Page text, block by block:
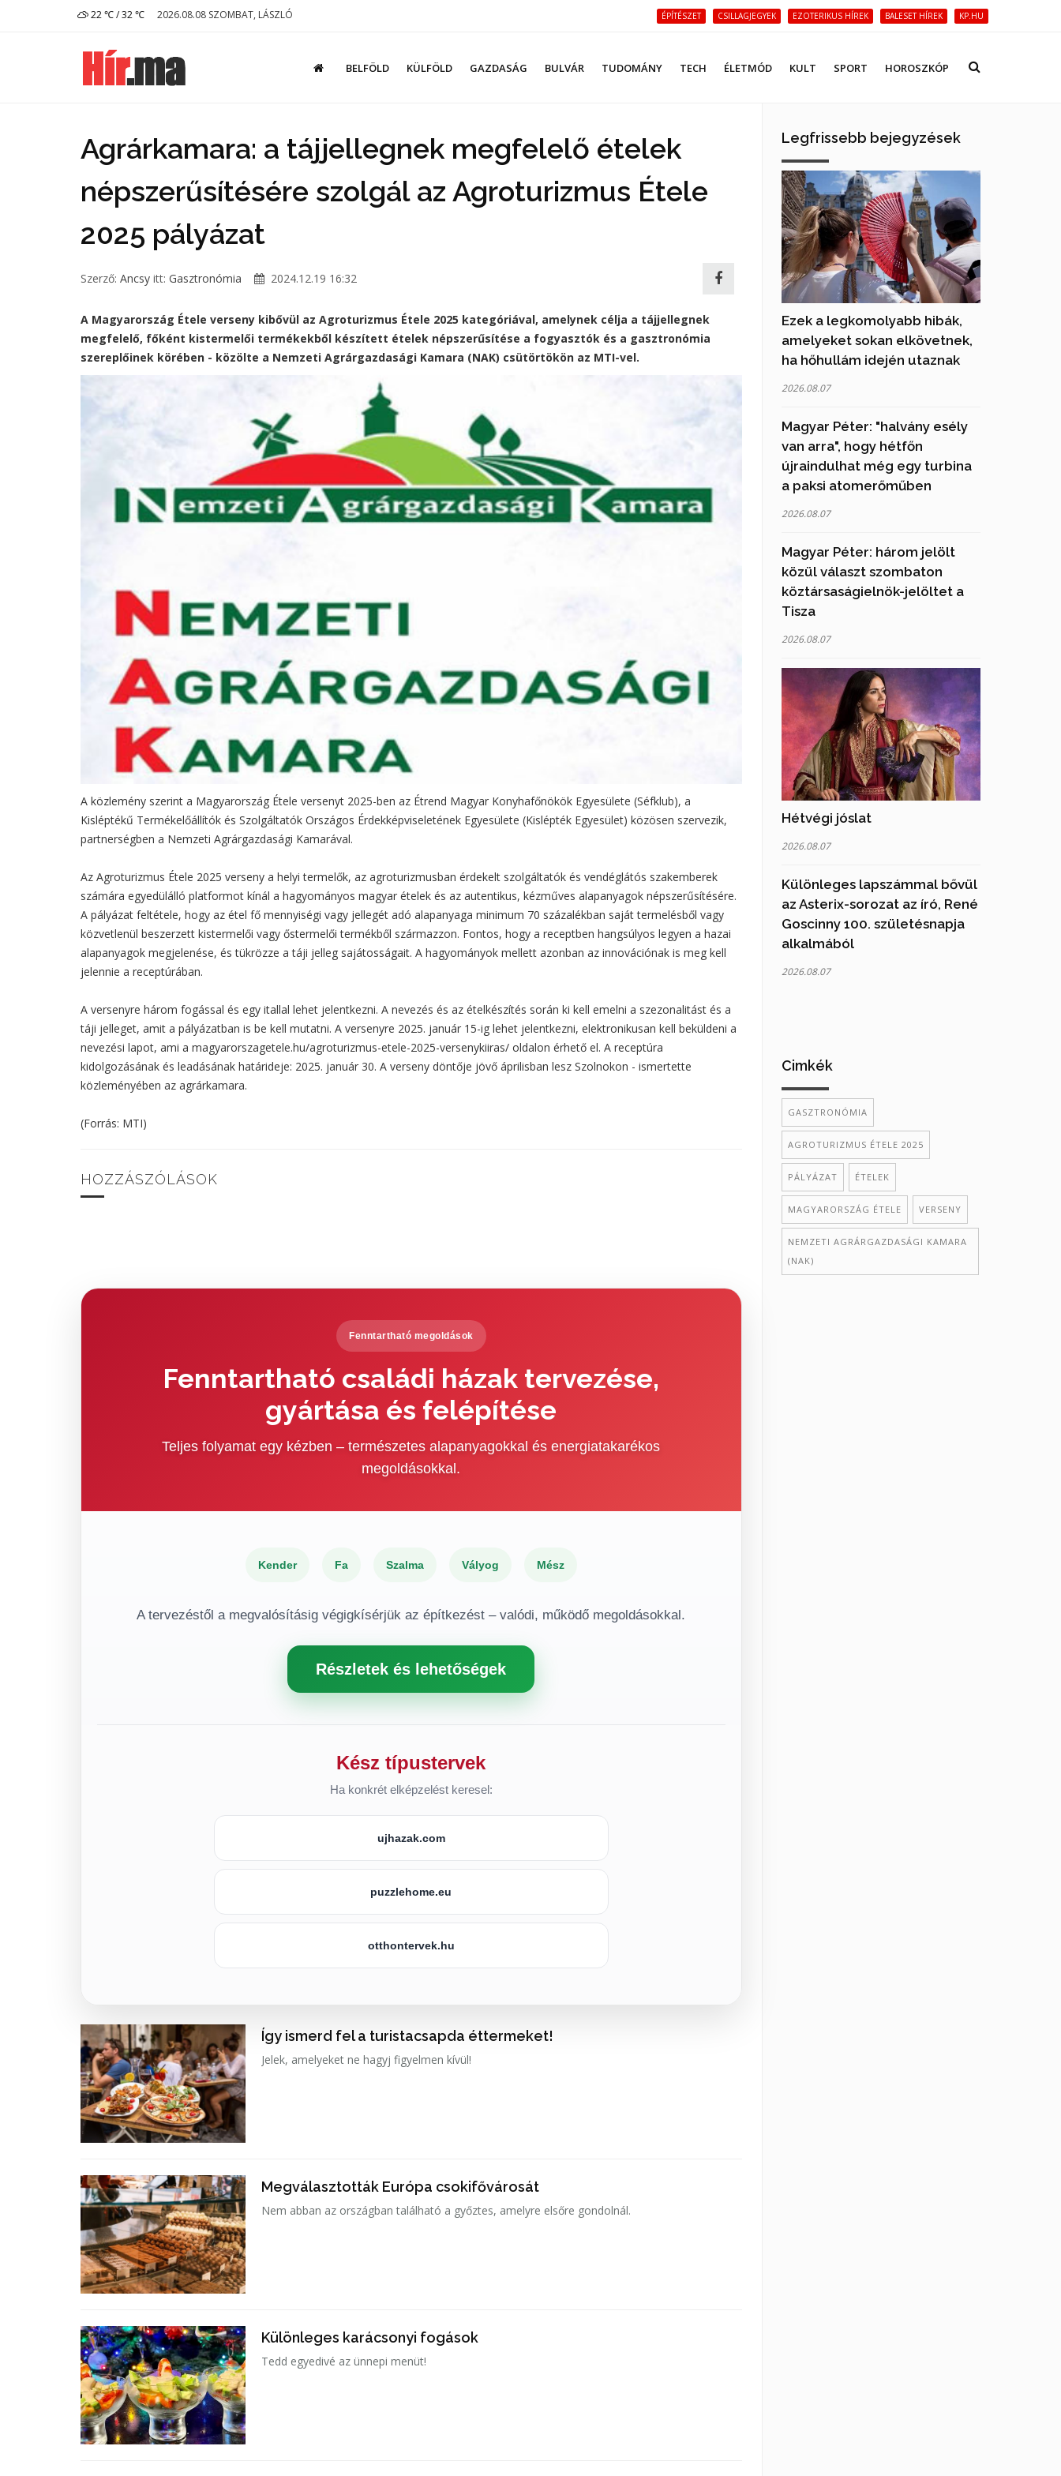
22 ℃ / 32 ℃ 2026.08.08 SZOMBAT, LÁSZLÓ ÉPÍTÉSZET CSILLAGJEGYEK EZOTERIKUS HÍREK BALESET HÍREK KP.HU
BELFÖLD KÜLFÖLD GAZDASÁG BULVÁR TUDOMÁNY TECH ÉLETMÓD KULT SPORT HOROSZKÓP
Agrárkamara: a tájjellegnek megfelelő ételek
népszerűsítésére szolgál az Agroturizmus Étele
2025 pályázat
Szerző: Ancsy itt: Gasztronómia 2024.12.19 16:32
A Magyarország Étele verseny kibővül az Agroturizmus Étele 2025 kategóriával, amelynek célja a tájjellegnek
megfelelő, főként kistermelői termékekből készített ételek népszerűsítése a fogyasztók és a gasztronómia
szereplőinek körében - közölte a Nemzeti Agrárgazdasági Kamara (NAK) csütörtökön az MTI-vel.
A közlemény szerint a Magyarország Étele versenyt 2025-ben az Étrend Magyar Konyhafőnökök Egyesülete (Séfklub), a
Kisléptékű Termékelőállítók és Szolgáltatók Országos Érdekképviseletének Egyesülete (Kislépték Egyesület) közösen szervezik,
partnerségben a Nemzeti Agrárgazdasági Kamarával.
Az Agroturizmus Étele 2025 verseny a helyi termelők, az agroturizmusban érdekelt szolgáltatók és vendéglátós szakemberek
számára egyedülálló platformot kínál a hagyományos magyar ételek és az autentikus, kézműves alapanyagok népszerűsítésére.
A pályázat feltétele, hogy az étel fő mennyiségi vagy jellegét adó alapanyaga minimum 70 százalékban saját termelésből vagy
közvetlenül beszerzett kistermelői vagy őstermelői termékből származzon. Fontos, hogy a receptben hangsúlyos legyen a hazai
alapanyagok megjelenése, és tükrözze a táji jelleg sajátosságait. A hagyományok mellett azonban az innovációnak is meg kell
jelennie a receptúrában.
A versenyre három fogással és egy itallal lehet jelentkezni. A nevezés és az ételkészítés során ki kell emelni a szezonalitást és a
táji jelleget, amit a pályázatban is be kell mutatni. A versenyre 2025. január 15-ig lehet jelentkezni, elektronikusan kell beküldeni a
nevezési lapot, ami a magyarorszagetele.hu/agroturizmus-etele-2025-versenykiiras/ oldalon érhető el. A receptúra
kidolgozásának és leadásának határideje: 2025. január 30. A verseny döntője jövő áprilisban lesz Szolnokon - ismertette
közleményében az agrárkamara.
(Forrás: MTI)
HOZZÁSZÓLÁSOK
Fenntartható megoldások
Fenntartható családi házak tervezése,
gyártása és felépítése
Teljes folyamat egy kézben – természetes alapanyagokkal és energiatakarékos
megoldásokkal.
Kender Fa Szalma Vályog Mész
A tervezéstől a megvalósításig végigkísérjük az építkezést – valódi, működő megoldásokkal.
Részletek és lehetőségek
Kész típustervek
Ha konkrét elképzelést keresel:
ujhazak.com
puzzlehome.eu
otthontervek.hu
Így ismerd fel a turistacsapda éttermeket!
Jelek, amelyeket ne hagyj figyelmen kívül!
Megválasztották Európa csokifővárosát
Nem abban az országban található a győztes, amelyre elsőre gondolnál.
Különleges karácsonyi fogások
Tedd egyedivé az ünnepi menüt!
Legfrissebb bejegyzések
Ezek a legkomolyabb hibák,
amelyeket sokan elkövetnek,
ha hőhullám idején utaznak
2026.08.07
Magyar Péter: "halvány esély
van arra", hogy hétfőn
újraindulhat még egy turbina
a paksi atomerőműben
2026.08.07
Magyar Péter: három jelölt
közül választ szombaton
köztársaságielnök-jelöltet a
Tisza
2026.08.07
Hétvégi jóslat
2026.08.07
Különleges lapszámmal bővül
az Asterix-sorozat az író, René
Goscinny 100. születésnapja
alkalmából
2026.08.07
Cimkék
GASZTRONÓMIA
AGROTURIZMUS ÉTELE 2025
PÁLYÁZAT ÉTELEK
MAGYARORSZÁG ÉTELE VERSENY
NEMZETI AGRÁRGAZDASÁGI KAMARA
(NAK)